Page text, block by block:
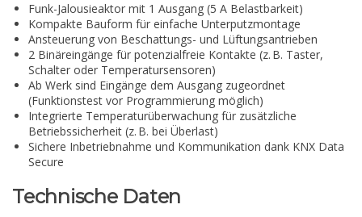
Funk-Jalousieaktor mit 1 Ausgang (5 A Belastbarkeit)
Kompakte Bauform für einfache Unterputzmontage
Ansteuerung von Beschattungs- und Lüftungsantrieben
2 Binäreingänge für potenzialfreie Kontakte (z. B. Taster,
Schalter oder Temperatursensoren)
Ab Werk sind Eingänge dem Ausgang zugeordnet
(Funktionstest vor Programmierung möglich)
Integrierte Temperaturüberwachung für zusätzliche
Betriebssicherheit (z. B. bei Überlast)
Sichere Inbetriebnahme und Kommunikation dank KNX Data
Secure
Technische Daten